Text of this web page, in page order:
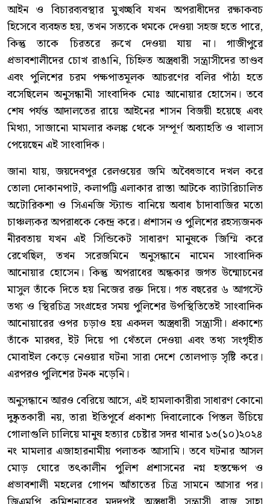
আইন ও বিচারব্যবস্থার মুখচ্ছবি যখন অপরাধীদের রক্ষাকবচ
হিসেবে ব্যবহৃত হয়, তখন সত্যকে থমকে দেওয়া সহজ হতে পারে,
কিন্তু তাকে চিরতরে রুখে দেওয়া যায় না। গাজীপুরে
প্রভাবশালীদের চোখ রাঙানি, চিহ্নিত অস্ত্রধারী সন্ত্রাসীদের তাণ্ডব
এবং পুলিশের চরম পক্ষপাতমূলক আচরণের বলির পাঁঠা হতে
বসেছিলেন অনুসন্ধানী সাংবাদিক মোঃ আনোয়ার হোসেন। তবে
শেষ পর্যন্ত আদালতের রায়ে আইনের শাসন বিজয়ী হয়েছে এবং
মিথ্যা, সাজানো মামলার কলঙ্ক থেকে সম্পূর্ণ অব্যাহতি ও খালাস
পেয়েছেন এই সাংবাদিক।
জানা যায়, জয়দেবপুর রেলওয়ের জমি অবৈধভাবে দখল করে
তোলা দোকানপাট, কলাপট্টি এলাকার রাস্তা আটকে ব্যাটারিচালিত
অটোরিকশা ও সিএনজি স্ট্যান্ড বানিয়ে অবাধ চাঁদাবাজির মতো
চাঞ্চল্যকর অপরাধকে কেন্দ্র করে। প্রশাসন ও পুলিশের রহস্যজনক
নীরবতায় যখন এই সিন্ডিকেট সাধারণ মানুষকে জিম্মি করে
রেখেছিল, তখন সরেজমিনে অনুসন্ধানে নামেন সাংবাদিক
আনোয়ার হোসেন। কিন্তু অপরাধের অন্ধকার জগত উন্মোচনের
মাসুল তাঁকে দিতে হয় নিজের রক্ত দিয়ে। গত বছরের ৬ আগস্টে
তথ্য ও স্থিরচিত্র সংগ্রহের সময় পুলিশের উপস্থিতিতেই সাংবাদিক
আনোয়ারের ওপর চড়াও হয় একদল অস্ত্রধারী সন্ত্রাসী। প্রকাশ্যে
তাঁকে মারধর, ইট দিয়ে পা থেঁতলে দেওয়া এবং তথ্য সংগৃহীত
মোবাইল কেড়ে নেওয়ার ঘটনা সারা দেশে তোলপাড় সৃষ্টি করে।
এরপরও পুলিশের টনক নড়েনি।
অনুসন্ধানে আরও বেরিয়ে আসে, এই হামলাকারীরা সাধারণ কোনো
দুষ্কৃতকারী নয়, তারা ইতিপূর্বে প্রকাশ্য দিবালোকে পিস্তল উঁচিয়ে
গোলাগুলি চালিয়ে মানুষ হত্যার চেষ্টার সদর থানার ১৩(১০)২০২৪
নং মামলার এজাহারনামীয় পলাতক আসামি। তবে ঘটনার আসল
মোড় ঘোরে তৎকালীন পুলিশ প্রশাসনের নগ্ন হস্তক্ষেপ ও
প্রভাবশালী মহলের গোপন আঁতাতের চিত্র সামনে আসার পর।